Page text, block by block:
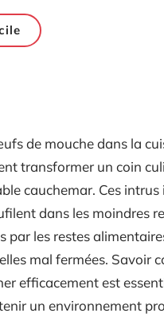
de mouche dans la
transformer un coin
cauchemar. Ces intrus
dans les moindres
par les restes
mal fermées. Savoir
efficacement est
un environnement